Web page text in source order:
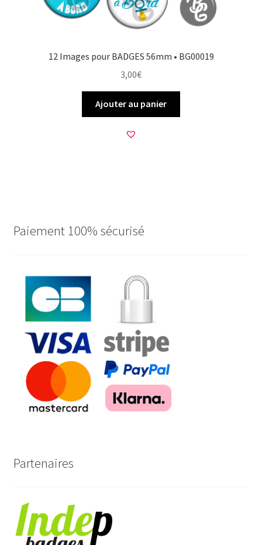
12 Images pour BADGES 56mm • BG00019
3,00€
Ajouter au panier
Paiement 100% sécurisé
Partenaires